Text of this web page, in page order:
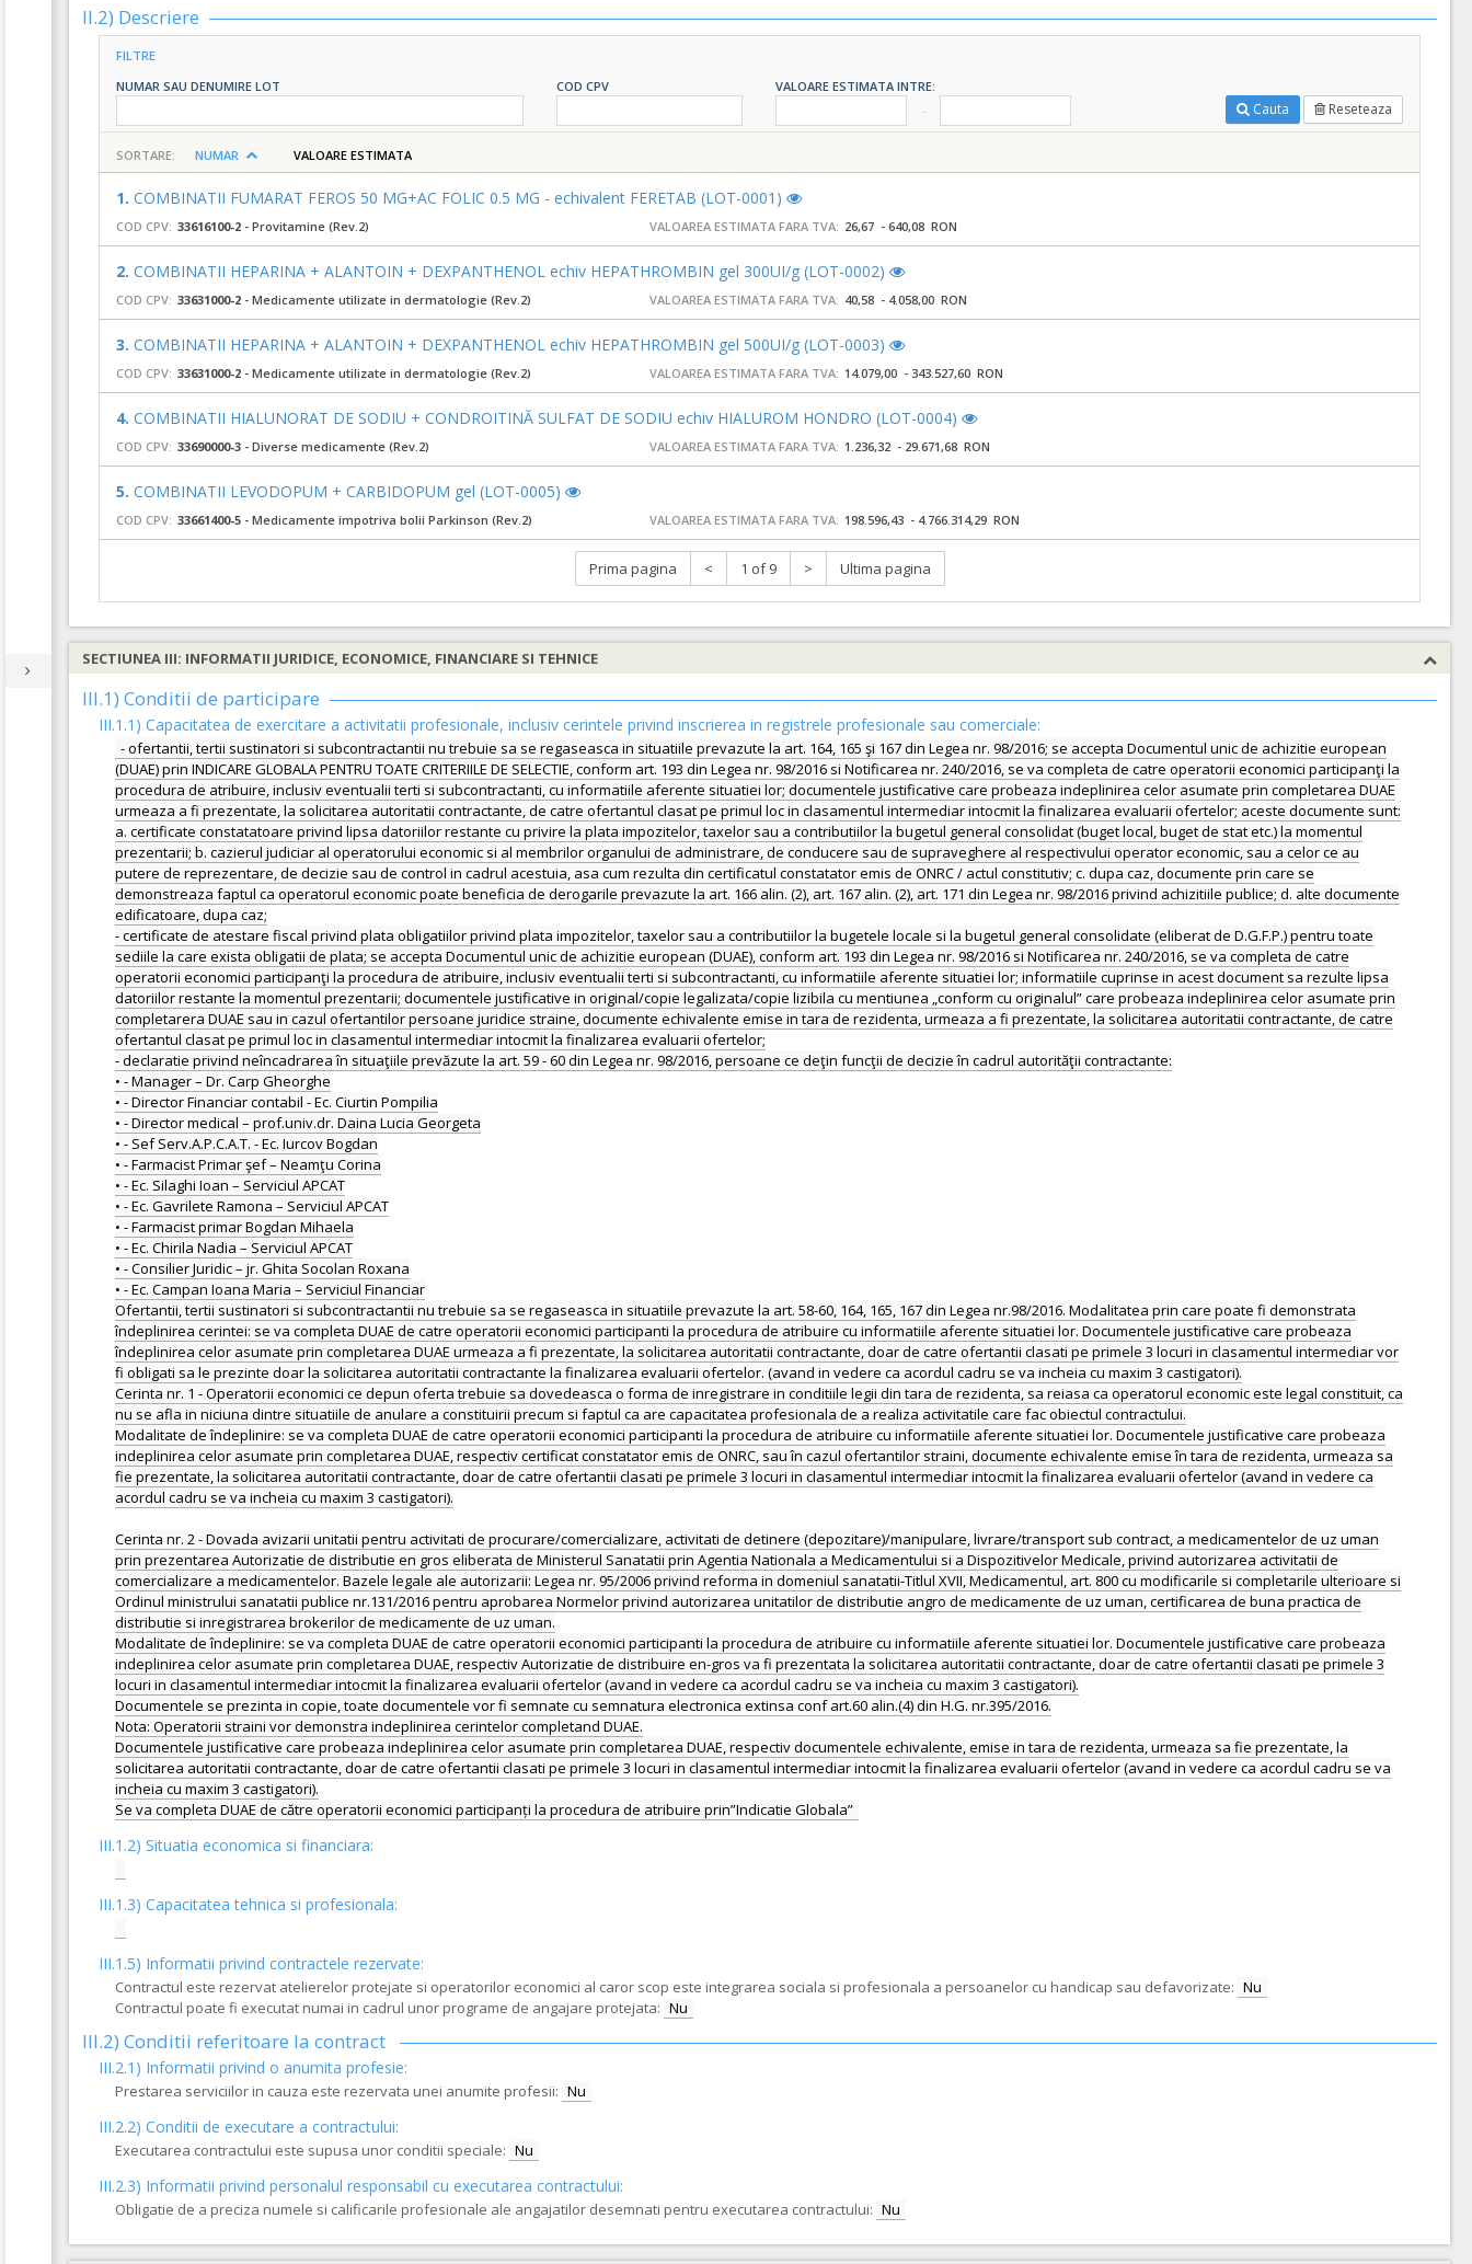
II.2) Descriere
FILTRE
NUMAR SAU DENUMIRE LOT
COD CPV VALOARE ESTIMATA INTRE:
Cauta Reseteaza
SORTARE: NUMAR VALOARE ESTIMATA
1. COMBINATII FUMARAT FEROS 50 MG+AC FOLIC 0.5 MG - echivalent FERETAB (LOT-0001)
COD CPV: 33616100-2 - Provitamine (Rev.2) VALOAREA ESTIMATA FARA TVA: 26,67 - 640,08 RON
2. COMBINATII HEPARINA + ALANTOIN + DEXPANTHENOL echiv HEPATHROMBIN gel 300UI/g (LOT-0002)
COD CPV: 33631000-2 - Medicamente utilizate in dermatologie (Rev.2) VALOAREA ESTIMATA FARA TVA: 40,58 - 4.058,00 RON
3. COMBINATII HEPARINA + ALANTOIN + DEXPANTHENOL echiv HEPATHROMBIN gel 500UI/g (LOT-0003)
COD CPV: 33631000-2 - Medicamente utilizate in dermatologie (Rev.2) VALOAREA ESTIMATA FARA TVA: 14.079,00 - 343.527,60 RON
4. COMBINATII HIALUNORAT DE SODIU + CONDROITINĂ SULFAT DE SODIU echiv HIALUROM HONDRO (LOT-0004)
COD CPV: 33690000-3 - Diverse medicamente (Rev.2) VALOAREA ESTIMATA FARA TVA: 1.236,32 - 29.671,68 RON
5. COMBINATII LEVODOPUM + CARBIDOPUM gel (LOT-0005)
COD CPV: 33661400-5 - Medicamente impotriva bolii Parkinson (Rev.2) VALOAREA ESTIMATA FARA TVA: 198.596,43 - 4.766.314,29 RON
Prima pagina < 1 of 9 > Ultima pagina
SECTIUNEA III: INFORMATII JURIDICE, ECONOMICE, FINANCIARE SI TEHNICE
III.1) Conditii de participare
III.1.1) Capacitatea de exercitare a activitatii profesionale, inclusiv cerintele privind inscrierea in registrele profesionale sau comerciale:
- ofertantii, tertii sustinatori si subcontractantii nu trebuie sa se regaseasca in situatiile prevazute la art. 164, 165 şi 167 din Legea nr. 98/2016; se accepta Documentul unic de achizitie european
(DUAE) prin INDICARE GLOBALA PENTRU TOATE CRITERIILE DE SELECTIE, conform art. 193 din Legea nr. 98/2016 si Notificarea nr. 240/2016, se va completa de catre operatorii economici participanţi la
procedura de atribuire, inclusiv eventualii terti si subcontractanti, cu informatiile aferente situatiei lor; documentele justificative care probeaza indeplinirea celor asumate prin completarea DUAE
urmeaza a fi prezentate, la solicitarea autoritatii contractante, de catre ofertantul clasat pe primul loc in clasamentul intermediar intocmit la finalizarea evaluarii ofertelor; aceste documente sunt:
a. certificate constatatoare privind lipsa datoriilor restante cu privire la plata impozitelor, taxelor sau a contributiilor la bugetul general consolidat (buget local, buget de stat etc.) la momentul
prezentarii; b. cazierul judiciar al operatorului economic si al membrilor organului de administrare, de conducere sau de supraveghere al respectivului operator economic, sau a celor ce au
putere de reprezentare, de decizie sau de control in cadrul acestuia, asa cum rezulta din certificatul constatator emis de ONRC / actul constitutiv; c. dupa caz, documente prin care se
demonstreaza faptul ca operatorul economic poate beneficia de derogarile prevazute la art. 166 alin. (2), art. 167 alin. (2), art. 171 din Legea nr. 98/2016 privind achizitiile publice; d. alte documente
edificatoare, dupa caz;
- certificate de atestare fiscal privind plata obligatiilor privind plata impozitelor, taxelor sau a contributiilor la bugetele locale si la bugetul general consolidate (eliberat de D.G.F.P.) pentru toate
sediile la care exista obligatii de plata; se accepta Documentul unic de achizitie european (DUAE), conform art. 193 din Legea nr. 98/2016 si Notificarea nr. 240/2016, se va completa de catre
operatorii economici participanţi la procedura de atribuire, inclusiv eventualii terti si subcontractanti, cu informatiile aferente situatiei lor; informatiile cuprinse in acest document sa rezulte lipsa
datoriilor restante la momentul prezentarii; documentele justificative in original/copie legalizata/copie lizibila cu mentiunea „conform cu originalul” care probeaza indeplinirea celor asumate prin
completarera DUAE sau in cazul ofertantilor persoane juridice straine, documente echivalente emise in tara de rezidenta, urmeaza a fi prezentate, la solicitarea autoritatii contractante, de catre
ofertantul clasat pe primul loc in clasamentul intermediar intocmit la finalizarea evaluarii ofertelor;
- declaratie privind neîncadrarea în situaţiile prevăzute la art. 59 - 60 din Legea nr. 98/2016, persoane ce deţin funcţii de decizie în cadrul autorităţii contractante:
• - Manager – Dr. Carp Gheorghe
• - Director Financiar contabil - Ec. Ciurtin Pompilia
• - Director medical – prof.univ.dr. Daina Lucia Georgeta
• - Sef Serv.A.P.C.A.T. - Ec. Iurcov Bogdan
• - Farmacist Primar şef – Neamţu Corina
• - Ec. Silaghi Ioan – Serviciul APCAT
• - Ec. Gavrilete Ramona – Serviciul APCAT
• - Farmacist primar Bogdan Mihaela
• - Ec. Chirila Nadia – Serviciul APCAT
• - Consilier Juridic – jr. Ghita Socolan Roxana
• - Ec. Campan Ioana Maria – Serviciul Financiar
Ofertantii, tertii sustinatori si subcontractantii nu trebuie sa se regaseasca in situatiile prevazute la art. 58-60, 164, 165, 167 din Legea nr.98/2016. Modalitatea prin care poate fi demonstrata
îndeplinirea cerintei: se va completa DUAE de catre operatorii economici participanti la procedura de atribuire cu informatiile aferente situatiei lor. Documentele justificative care probeaza
îndeplinirea celor asumate prin completarea DUAE urmeaza a fi prezentate, la solicitarea autoritatii contractante, doar de catre ofertantii clasati pe primele 3 locuri in clasamentul intermediar vor
fi obligati sa le prezinte doar la solicitarea autoritatii contractante la finalizarea evaluarii ofertelor. (avand in vedere ca acordul cadru se va incheia cu maxim 3 castigatori).
Cerinta nr. 1 - Operatorii economici ce depun oferta trebuie sa dovedeasca o forma de inregistrare in conditiile legii din tara de rezidenta, sa reiasa ca operatorul economic este legal constituit, ca
nu se afla in niciuna dintre situatiile de anulare a constituirii precum si faptul ca are capacitatea profesionala de a realiza activitatile care fac obiectul contractului.
Modalitate de îndeplinire: se va completa DUAE de catre operatorii economici participanti la procedura de atribuire cu informatiile aferente situatiei lor. Documentele justificative care probeaza
indeplinirea celor asumate prin completarea DUAE, respectiv certificat constatator emis de ONRC, sau în cazul ofertantilor straini, documente echivalente emise în tara de rezidenta, urmeaza sa
fie prezentate, la solicitarea autoritatii contractante, doar de catre ofertantii clasati pe primele 3 locuri in clasamentul intermediar intocmit la finalizarea evaluarii ofertelor (avand in vedere ca
acordul cadru se va incheia cu maxim 3 castigatori).
Cerinta nr. 2 - Dovada avizarii unitatii pentru activitati de procurare/comercializare, activitati de detinere (depozitare)/manipulare, livrare/transport sub contract, a medicamentelor de uz uman
prin prezentarea Autorizatie de distributie en gros eliberata de Ministerul Sanatatii prin Agentia Nationala a Medicamentului si a Dispozitivelor Medicale, privind autorizarea activitatii de
comercializare a medicamentelor. Bazele legale ale autorizarii: Legea nr. 95/2006 privind reforma in domeniul sanatatii-Titlul XVII, Medicamentul, art. 800 cu modificarile si completarile ulterioare si
Ordinul ministrului sanatatii publice nr.131/2016 pentru aprobarea Normelor privind autorizarea unitatilor de distributie angro de medicamente de uz uman, certificarea de buna practica de
distributie si inregistrarea brokerilor de medicamente de uz uman.
Modalitate de îndeplinire: se va completa DUAE de catre operatorii economici participanti la procedura de atribuire cu informatiile aferente situatiei lor. Documentele justificative care probeaza
indeplinirea celor asumate prin completarea DUAE, respectiv Autorizatie de distribuire en-gros va fi prezentata la solicitarea autoritatii contractante, doar de catre ofertantii clasati pe primele 3
locuri in clasamentul intermediar intocmit la finalizarea evaluarii ofertelor (avand in vedere ca acordul cadru se va incheia cu maxim 3 castigatori).
Documentele se prezinta in copie, toate documentele vor fi semnate cu semnatura electronica extinsa conf art.60 alin.(4) din H.G. nr.395/2016.
Nota: Operatorii straini vor demonstra indeplinirea cerintelor completand DUAE.
Documentele justificative care probeaza indeplinirea celor asumate prin completarea DUAE, respectiv documentele echivalente, emise in tara de rezidenta, urmeaza sa fie prezentate, la
solicitarea autoritatii contractante, doar de catre ofertantii clasati pe primele 3 locuri in clasamentul intermediar intocmit la finalizarea evaluarii ofertelor (avand in vedere ca acordul cadru se va
incheia cu maxim 3 castigatori).
III.1.2) Situatia economica si financiara:
III.1.3) Capacitatea tehnica si profesionala:
III.1.5) Informatii privind contractele rezervate:
Contractul este rezervat atelierelor protejate si operatorilor economici al caror scop este integrarea sociala si profesionala a persoanelor cu handicap sau defavorizate: Nu
Contractul poate fi executat numai in cadrul unor programe de angajare protejata: Nu
III.2) Conditii referitoare la contract
III.2.1) Informatii privind o anumita profesie:
Prestarea serviciilor in cauza este rezervata unei anumite profesii: Nu
III.2.2) Conditii de executare a contractului:
Executarea contractului este supusa unor conditii speciale: Nu
III.2.3) Informatii privind personalul responsabil cu executarea contractului:
Obligatie de a preciza numele si calificarile profesionale ale angajatilor desemnati pentru executarea contractului: Nu